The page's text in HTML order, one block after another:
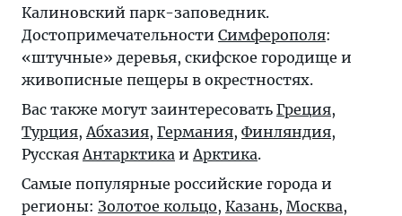
Калиновский парк-заповедник.
Достопримечательности Симферополя:
«штучные» деревья, скифское городище и
живописные пещеры в окрестностях.
Вас также могут заинтересовать Греция,
Турция, Абхазия, Германия, Финляндия,
Русская Антарктика и Арктика.
Самые популярные российские города и
регионы: Золотое кольцо, Казань, Москва,